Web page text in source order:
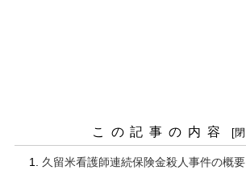
この記事の内容
久留米看護師連続保険金殺人事件の概要